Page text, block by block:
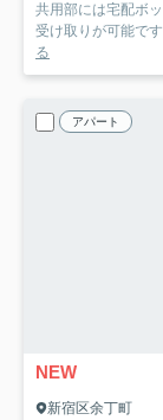
共用部には宅配ボ
受け取りが可能で
る
アパート
NEW
新宿区余丁町